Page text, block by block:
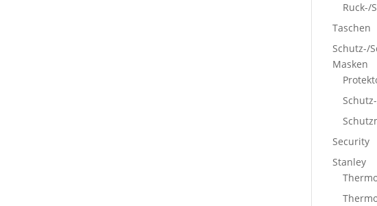
Ruck-/
Taschen
Schutz-/
Masken
Security
Stanley